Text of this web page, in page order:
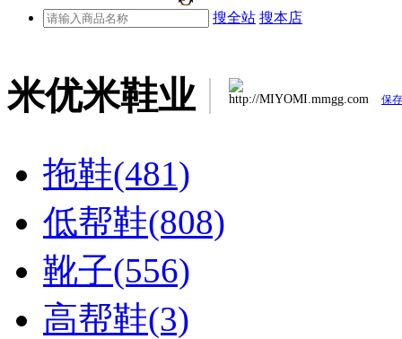
搜全站 搜本店
米优米鞋业 http://MIYOMI.mmgg.com 保
拖鞋(481)
低帮鞋(808)
靴子(556)
高帮鞋(3)